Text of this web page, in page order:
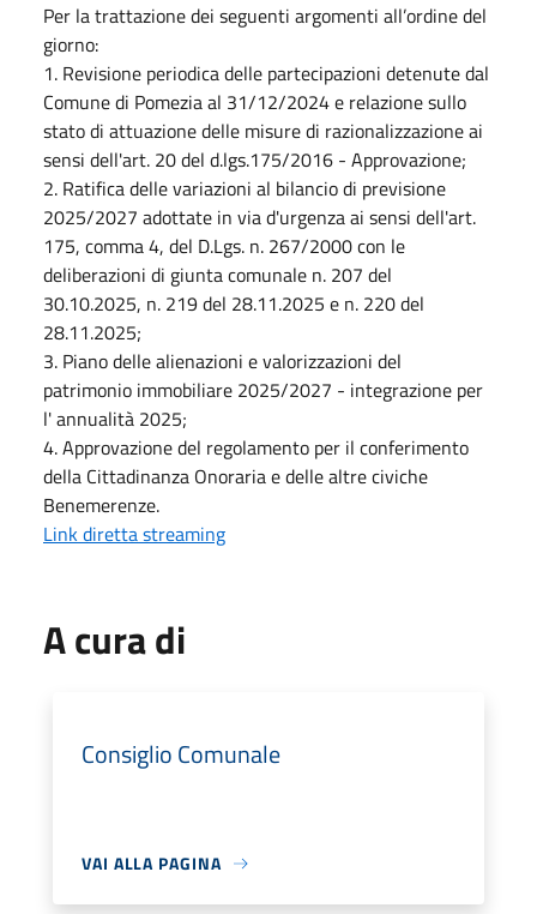
Per la trattazione dei seguenti argomenti all’ordine del
giorno:
1. Revisione periodica delle partecipazioni detenute dal
Comune di Pomezia al 31/12/2024 e relazione sullo
stato di attuazione delle misure di razionalizzazione ai
sensi dell'art. 20 del d.lgs.175/2016 - Approvazione;
2. Ratifica delle variazioni al bilancio di previsione
2025/2027 adottate in via d'urgenza ai sensi dell'art.
175, comma 4, del D.Lgs. n. 267/2000 con le
deliberazioni di giunta comunale n. 207 del
30.10.2025, n. 219 del 28.11.2025 e n. 220 del
28.11.2025;
3. Piano delle alienazioni e valorizzazioni del
patrimonio immobiliare 2025/2027 - integrazione per
l' annualità 2025;
4. Approvazione del regolamento per il conferimento
della Cittadinanza Onoraria e delle altre civiche
Benemerenze.
Link diretta streaming
A cura di
Consiglio Comunale
VAI ALLA PAGINA